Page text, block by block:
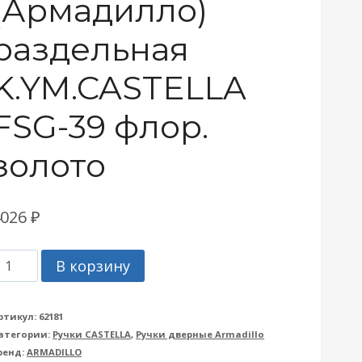
39 флор.
₽
КоличествоВ корзину
62181
Ручки CASTELLA, Ручки дверные Armadillo
ARMADILLO